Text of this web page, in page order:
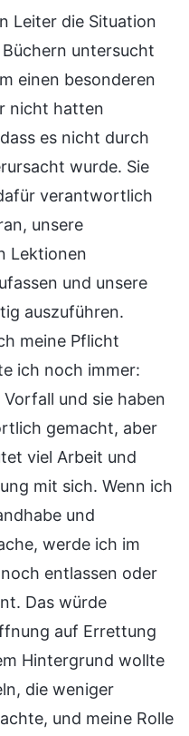
Leiter die Situation
untersucht
einen besonderen
nicht hatten
es nicht durch
wurde. Sie
verantwortlich
unsere
Lektionen
und unsere
auszuführen.
meine Pflicht
ich noch immer:
und sie haben
gemacht, aber
viel Arbeit und
mit sich. Wenn ich
und
werde ich im
entlassen oder
Das würde
auf Errettung
Hintergrund wollte
die weniger
und meine Rolle